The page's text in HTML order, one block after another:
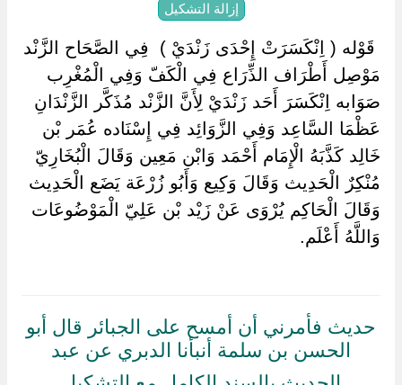
إزالة التشكيل
‏ ‏قَوْله ( اِنْكَسَرَتْ إِحْدَى زَنْدَيْ ) ‏ ‏فِي الصَّحَاح الزَّنْد
مَوْصِل أَطْرَاف الذِّرَاع فِي الْكَفّ وَفِي الْمُغْرِب
صَوَابه اِنْكَسَرَ أَحَد زَنْدَيْ لِأَنَّ الزَّنْد مُذَكَّر الزَّنْدَانِ
عَظْمَا السَّاعِد وَفِي الزَّوَائِد فِي إِسْنَاده عُمَر بْن
خَالِد كَذَّبَهُ الْإِمَام أَحْمَد وَابْن مَعِين وَقَالَ الْبُخَارِيّ
مُنْكِرٌ الْحَدِيث وَقَالَ وَكِيع وَأَبُو زُرْعَة يَضَع الْحَدِيث
وَقَالَ الْحَاكِم يُرْوَى عَنْ زَيْد بْن عَلِيّ الْمَوْضُوعَات
وَاللَّهُ أَعْلَم.
حديث فأمرني أن أمسح على الجبائر قال أبو
الحسن بن سلمة أنبأنا الدبري عن عبد